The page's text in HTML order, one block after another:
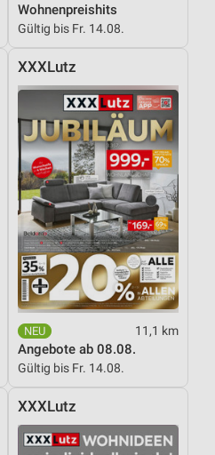
Wohnenpreishits
Gültig bis Fr. 14.08.
XXXLutz
11,1 km
Angebote ab 08.08.
Gültig bis Fr. 14.08.
XXXLutz